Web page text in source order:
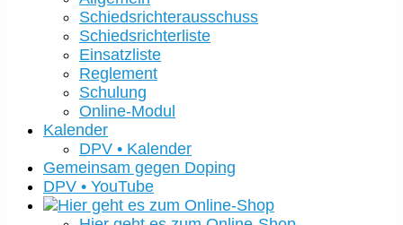
Schiedsrichterausschuss
Schiedsrichterliste
Einsatzliste
Reglement
Schulung
Online-Modul
Kalender
DPV • Kalender
Gemeinsam gegen Doping
DPV • YouTube